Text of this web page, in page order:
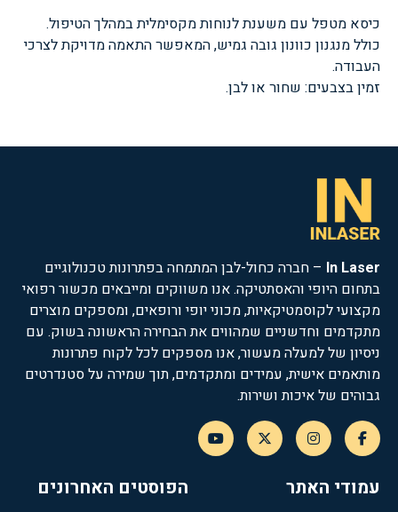
כיסא מטפל עם משענת לנוחות מקסימלית במהלך הטיפול.
כולל מנגנון כוונון גובה גמיש, המאפשר התאמה מדויקת לצרכי
העבודה.
זמין בצבעים: שחור או לבן.
In Laser – חברה כחול-לבן המתמחה בפתרונות טכנולוגיים
בתחום היופי והאסתטיקה. אנו משווקים ומייבאים מכשור רפואי
מקצועי לקוסמטיקאיות, מכוני יופי ורופאים, ומספקים מוצרים
מתקדמים וחדשניים שמהווים את הבחירה הראשונה בשוק. עם
ניסיון של למעלה מעשור, אנו מספקים לכל לקוח פתרונות
מותאמים אישית, עמידים ומתקדמים, תוך שמירה על סטנדרטים
גבוהים של איכות ושירות.
עמודי האתר הפוסטים האחרונים